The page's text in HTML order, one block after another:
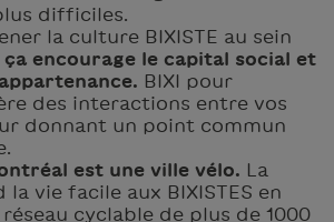
difficiles.
la culture BIXISTE au sein
ça encourage le capital social et
BIXI pour
des interactions entre vos
donnant un point commun
est une ville vélo. La
vie facile aux BIXISTES en
cyclable de plus de 1000